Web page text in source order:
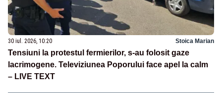
30 iul. 2026, 10:20 Stoica Marian
Tensiuni la protestul fermierilor, s-au folosit gaze
lacrimogene. Televiziunea Poporului face apel la calm
– LIVE TEXT